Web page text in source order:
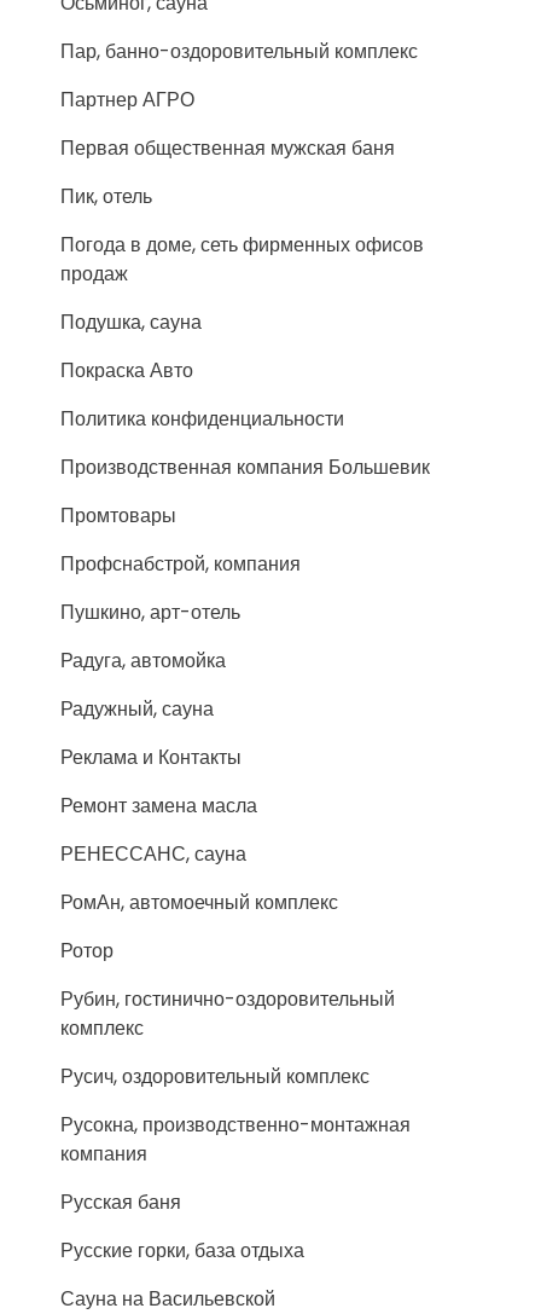
Пар, банно-оздоровительный комплекс
Партнер АГРО
Первая общественная мужская баня
Пик, отель
Погода в доме, сеть фирменных офисов
продаж
Подушка, сауна
Покраска Авто
Политика конфиденциальности
Производственная компания Большевик
Промтовары
Профснабстрой, компания
Пушкино, арт-отель
Радуга, автомойка
Радужный, сауна
Реклама и Контакты
Ремонт замена масла
РЕНЕССАНС, сауна
РомАн, автомоечный комплекс
Ротор
Рубин, гостинично-оздоровительный
комплекс
Русич, оздоровительный комплекс
Русокна, производственно-монтажная
компания
Русская баня
Русские горки, база отдыха
Сауна на Васильевской